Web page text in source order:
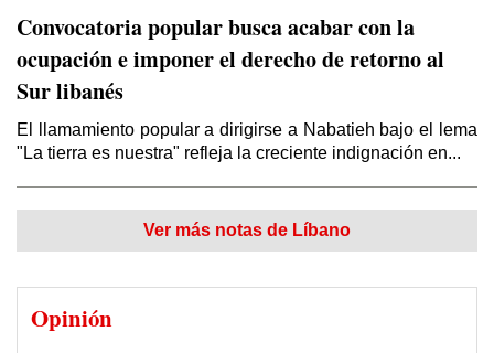
Convocatoria popular busca acabar con la
ocupación e imponer el derecho de retorno al
Sur libanés
El llamamiento popular a dirigirse a Nabatieh bajo el lema
"La tierra es nuestra" refleja la creciente indignación en...
Ver más notas de Líbano
Opinión
Geopolítica de la guerra contra Siria y la
guerra contra E.I.
Por Thierry Meyssan (*)
Por Tim Anderson (*) / Traducción: Redacción DSL
El vergonzoso "trato del siglo"
El mito de la “revolución siria” fabricado ‎por
el Reino Unido
Por Thierry Meyssan
CARTAS DE LECTORES:Premio Ugarit 1990